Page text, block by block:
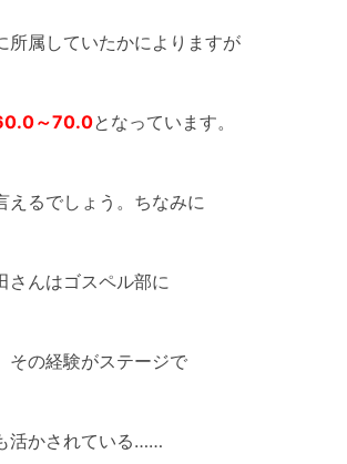
所属していたかによりますが
～70.0となっています。
えるでしょう。ちなみに
さんはゴスペル部に
その経験がステージで
活かされている……